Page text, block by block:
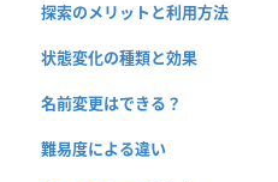
探索のメリットと利用方法
状態変化の種類と効果
名前変更はできる？
難易度による違い